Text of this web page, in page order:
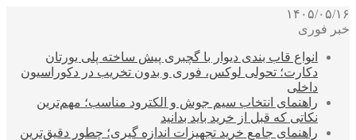
۱۴۰۵/۰۵/۱۶
خبر فوری
انواع قاب بندی دیوار با گچبری پیش ساخته پلی یورتان
دکارت؛ تحولی لوکس، فوری و بدون تخریب در دکوراسیون
داخلی
راهنمای انتخاب سیم جوش و الکترود مناسب؛ مهم‌ترین
نکاتی که قبل از خرید باید بدانید
راهنمای جامع خرید تجهیزات اندازه گیری؛ چطور دقیق‌ترین